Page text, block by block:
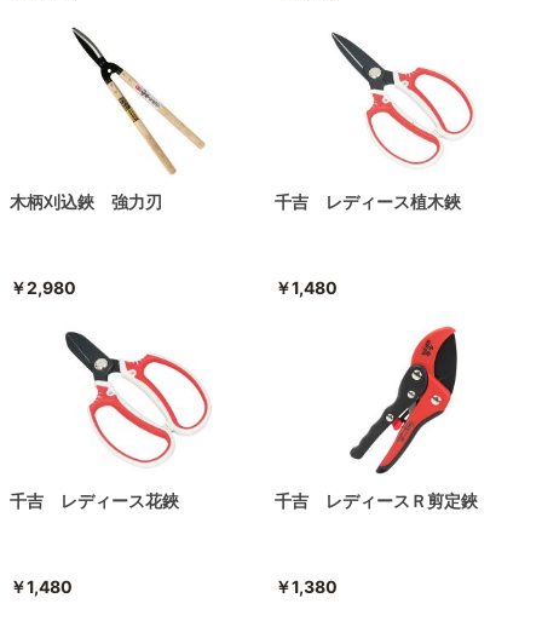
木柄刈込鋏 強力刃
￥2,980
千吉 レディース植木鋏
￥1,480
千吉 レディース花鋏
￥1,480
千吉 レディースＲ剪定鋏
￥1,380